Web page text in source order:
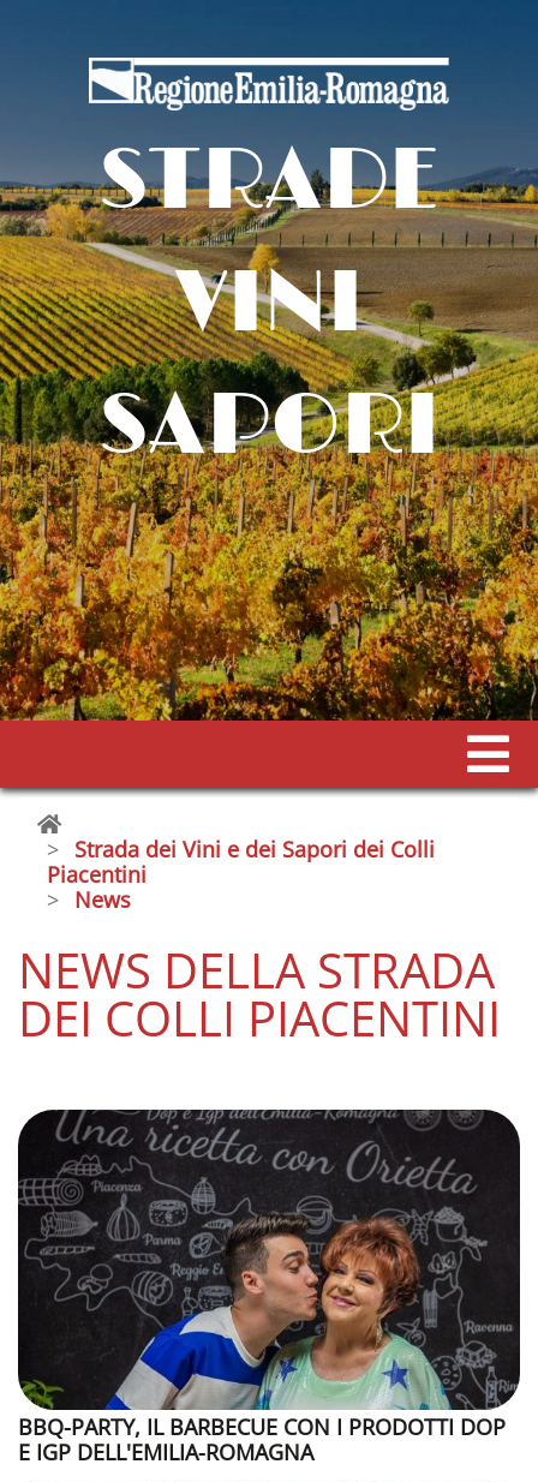
STRADE
VINI
SAPORI
Strada dei Vini e dei Sapori dei Colli
Piacentini
News
NEWS DELLA STRADA
DEI COLLI PIACENTINI
BBQ-PARTY, IL BARBECUE CON I PRODOTTI DOP
E IGP DELL'EMILIA-ROMAGNA